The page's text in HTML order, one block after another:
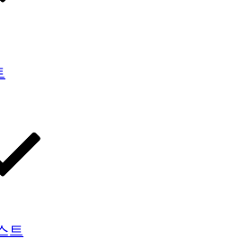
트